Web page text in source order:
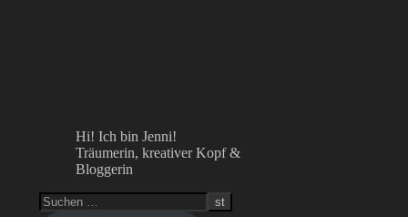
Hi! Ich bin Jenni!
Träumerin, kreativer Kopf &
Bloggerin